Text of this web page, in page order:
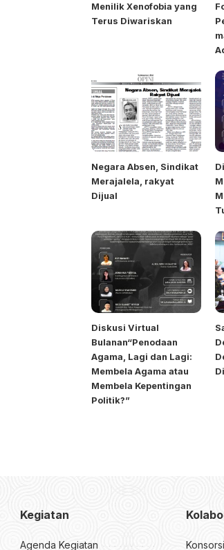
Menilik Xenofobia yang
Terus Diwariskan
Negara Absen, Sindikat
Merajalela, rakyat
Dijual
Diskusi Virtual
Bulanan“Penodaan
Agama, Lagi dan Lagi:
Membela Agama atau
Membela Kepentingan
Politik?”
Kegiatan
Agenda Kegiatan